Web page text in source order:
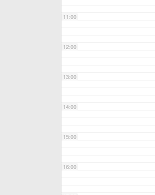
11:00
12:00
13:00
14:00
15:00
16:00